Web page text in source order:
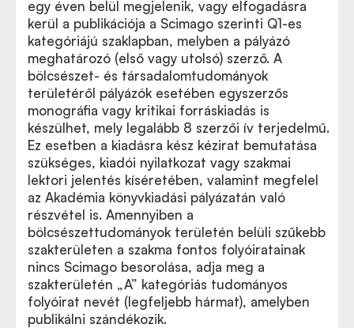
egy éven belül megjelenik, vagy elfogadásra
kerül a publikációja a Scimago szerinti Q1-es
kategóriájú szaklapban, melyben a pályázó
meghatározó (első vagy utolsó) szerző. A
bölcsészet- és társadalomtudományok
területéről pályázók esetében egyszerzős
monográfia vagy kritikai forráskiadás is
készülhet, mely legalább 8 szerzői ív terjedelmű.
Ez esetben a kiadásra kész kézirat bemutatása
szükséges, kiadói nyilatkozat vagy szakmai
lektori jelentés kíséretében, valamint megfelel
az Akadémia könyvkiadási pályázatán való
részvétel is. Amennyiben a
bölcsészettudományok területén belüli szűkebb
szakterületen a szakma fontos folyóiratainak
nincs Scimago besorolása, adja meg a
szakterületén „A” kategóriás tudományos
folyóirat nevét (legfeljebb hármat), amelyben
publikálni szándékozik.